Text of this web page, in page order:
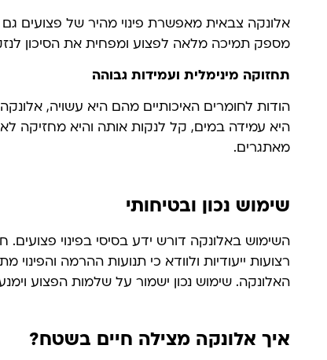
אלונקה צבאית מאפשרת פינוי מהיר של פצועים
מספק תמיכה מלאה לפצוע ומפחית את הסיכון
תחזוקה מינימלית ועמידות גבוהה
הודות לחומרים האיכותיים מהם היא עשויה,
היא עמידה במים, קל לנקות אותה והיא מחזיקה
מאתגרים.
שימוש נכון ובטיחותי
השימוש באלונקה דורש ידע בסיסי בפינוי
רצועות ייעודיות ולוודא כי תנועות ההרמה
האלונקה. שימוש נכון ישמור על שלמות הפצוע
איך אלונקה מצילה חיים בשטח?